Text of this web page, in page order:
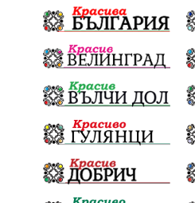
проф. Атанас Семов
щастливо децтво
Фолклор Инфлация
Световна купа Мафия
Благотворителност